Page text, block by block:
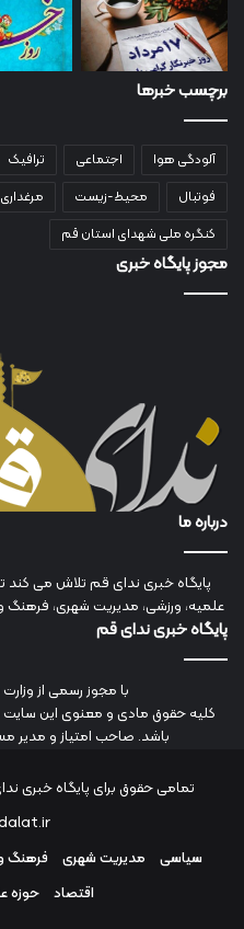
برچسب خبرها
آلودگی هوا اجتماعی ترافیک
فوتبال
محیط-زیست مرغداری
کنگره ملی شهدای استان قم
مجوز پایگاه خبری
درباره ما
پایگاه خبری ندای قم تلاش می کند
علمیه، ورزشی، مدیریت شهری، فرهنگ
پایگاه خبری ندای قم
با مجوز رسمی از
کلیه حقوق مادی و معنوی این
باشد. صاحب امتیاز و مدیر
تمامی حقوق برای پایگاه
سیاسی
مدیریت شهری فرهنگ
اقتصاد
حوزه